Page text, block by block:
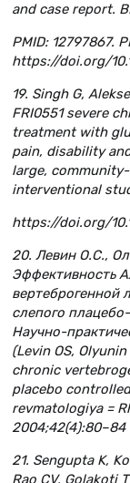
and case report.
PMID: 12797867.
https://doi.org/
19. Singh G,
FRI0551 severe
treatment with
pain, disability
large,
interventional
https://doi.org/
20. Левин О.С.,
Эффективность
слепого
Научно-
(Levin OS,
chronic
placebo
revmatologiya =
2004;42(4):80–84
21. Sengupta K,
Rao CV, Golakoti